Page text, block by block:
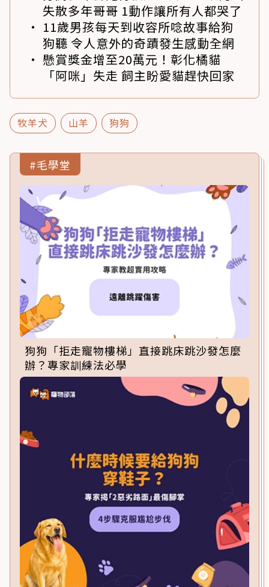
失散多年哥哥 1動作讓所有人都哭了
11歲男孩每天到收容所唸故事給狗
狗聽 令人意外的奇蹟發生感動全網
懸賞獎金增至20萬元！彰化橘貓
「阿咪」失走 飼主盼愛貓趕快回家
牧羊犬 山羊 狗狗
#毛學堂
狗狗「拒走寵物樓梯」直接跳床跳沙發怎麼
辦？專家訓練法必學